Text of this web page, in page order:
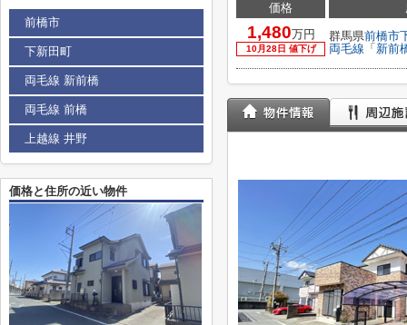
価格
1,480万円
10月28日 値下げ
群馬県前橋市
両毛線 「 新前
前橋市
下新田町
両毛線 新前橋
両毛線 前橋
上越線 井野
価格と住所の近い物件